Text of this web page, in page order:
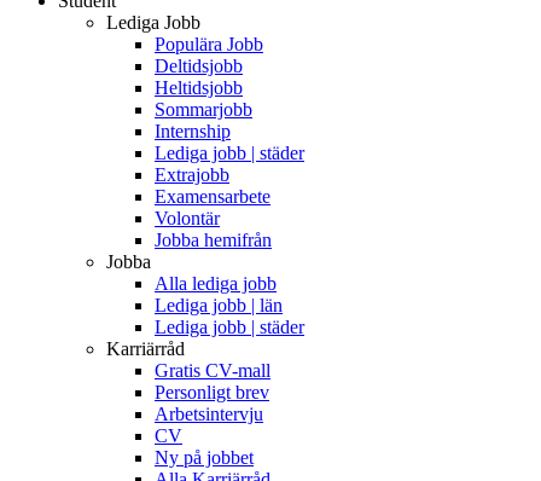
Lediga Jobb
Populära Jobb
Deltidsjobb
Heltidsjobb
Sommarjobb
Internship
Lediga jobb | städer
Extrajobb
Examensarbete
Volontär
Jobba hemifrån
Jobba
Alla lediga jobb
Lediga jobb | län
Lediga jobb | städer
Karriärråd
Gratis CV-mall
Personligt brev
Arbetsintervju
CV
Ny på jobbet